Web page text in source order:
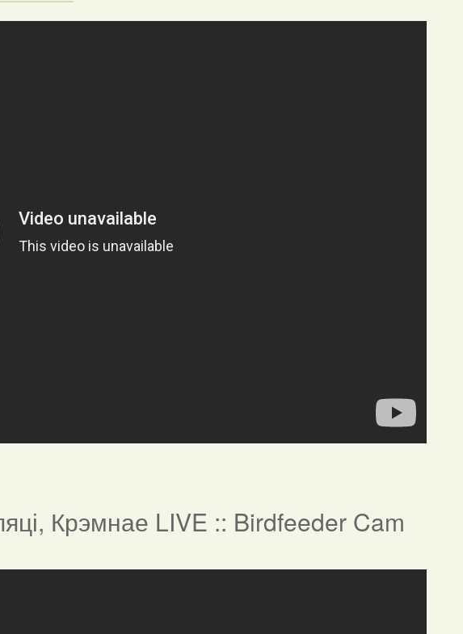
Крэмнае LIVE :: Birdfeeder Cam